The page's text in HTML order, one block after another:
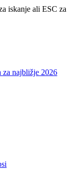
iskanje ali ESC za
za najbližje 2026